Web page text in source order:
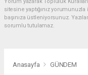
Yorum yazarak Topluluk
sitesine yaptığınız
başınıza üstleniyorsunuz.
sorumlu tutulamaz.
Anasayfa GÜNDEM